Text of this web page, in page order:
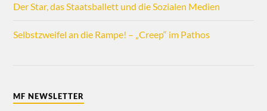
Der Star, das Staatsballett und die Sozialen Medien
Selbstzweifel an die Rampe! – „Creep“ im Pathos
MF NEWSLETTER